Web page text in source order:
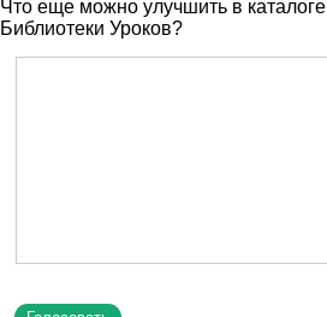
Что еще можно улучшить в каталоге
Библиотеки Уроков?